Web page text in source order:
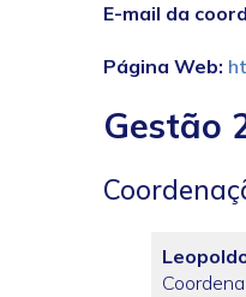
E-mail da
Página Web:
Gestão